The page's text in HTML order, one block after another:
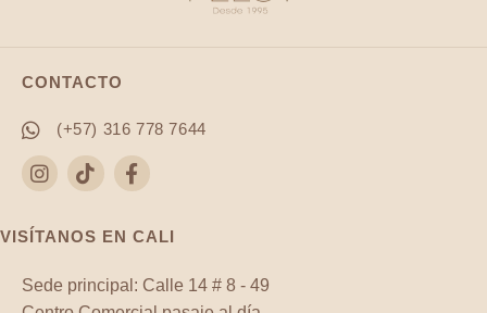
/
7170-
1RR
cantidad
CONTACTO
(+57) 316 778 7644
VISÍTANOS EN CALI
Sede principal: Calle 14 # 8 - 49